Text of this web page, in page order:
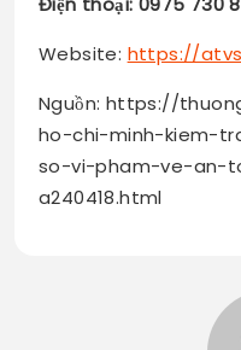
Website: https://
Nguồn: https://
ho-chi-minh-kiem-
so-vi-pham-ve-an-
a240418.html